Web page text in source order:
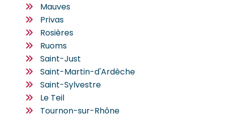
Mauves
Privas
Rosières
Ruoms
Saint-Just
Saint-Martin-d'Ardèche
Saint-Sylvestre
Le Teil
Tournon-sur-Rhône